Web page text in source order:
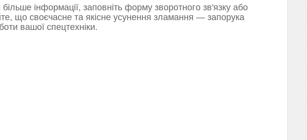
інформації, заповніть форму зворотного зв'язку або
що своєчасне та якісне усунення зламання — запорука
вашої спецтехніки.